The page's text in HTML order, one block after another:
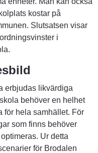
kostar på
Slutsatsen visar
i
erbjudas likvärdiga
behöver en helhet
för hela samhället. För
som finns behöver
Ur detta
för Brodalen